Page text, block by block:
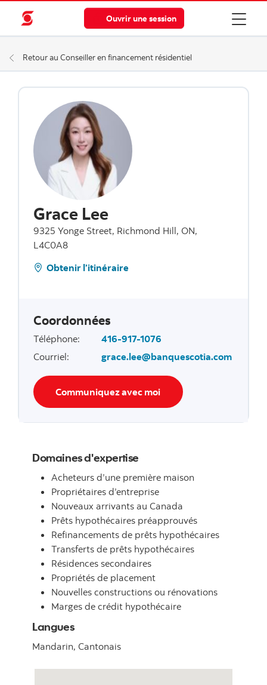
Ouvrir une session
Retour au Conseiller en financement résidentiel
Grace Lee
9325 Yonge Street, Richmond Hill, ON,
L4C0A8
Obtenir l’itinéraire
Coordonnées
Téléphone:
416-917-1076
Courriel: grace.lee@banquescotia.com
Communiquez avec moi
Domaines d'expertise
Acheteurs d’une première maison
Propriétaires d’entreprise
Nouveaux arrivants au Canada
Prêts hypothécaires préapprouvés
Refinancements de prêts hypothécaires
Transferts de prêts hypothécaires
Résidences secondaires
Propriétés de placement
Nouvelles constructions ou rénovations
Marges de crédit hypothécaire
Langues
Mandarin, Cantonais